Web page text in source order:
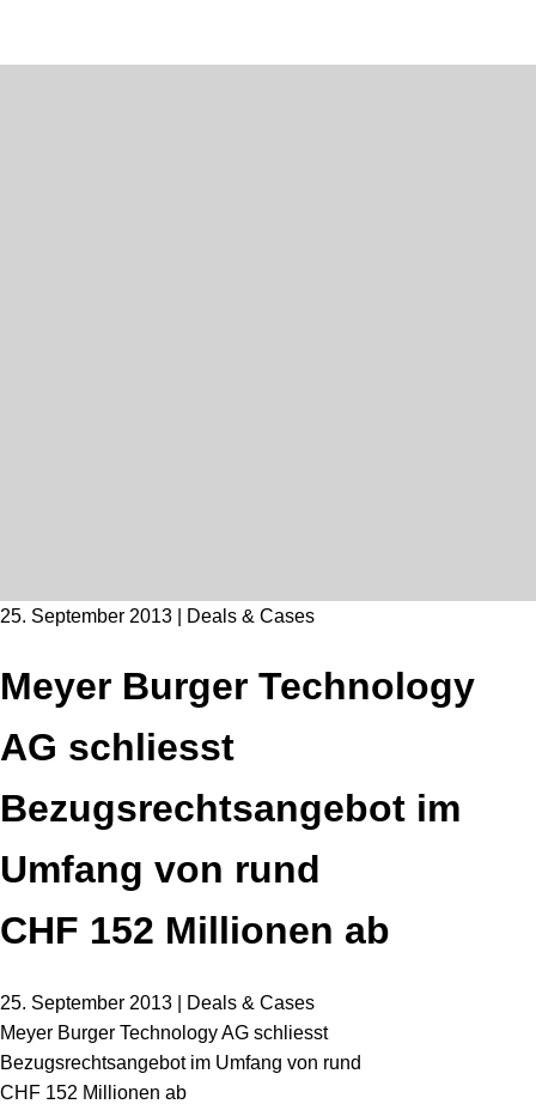
25. September 2013 | Deals & Cases
Meyer Burger Technology
AG schliesst
Bezugsrechtsangebot im
Umfang von rund
CHF 152 Millionen ab
25. September 2013 | Deals & Cases
Meyer Burger Technology AG schliesst
Bezugsrechtsangebot im Umfang von rund
CHF 152 Millionen ab